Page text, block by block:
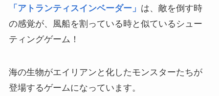
「アトランティスインベーダー」 は、敵を倒す時
の感覚が、風船を割っている時と似ているシュー
ティングゲーム！
海の生物がエイリアンと化したモンスターたちが
登場するゲームになっています。